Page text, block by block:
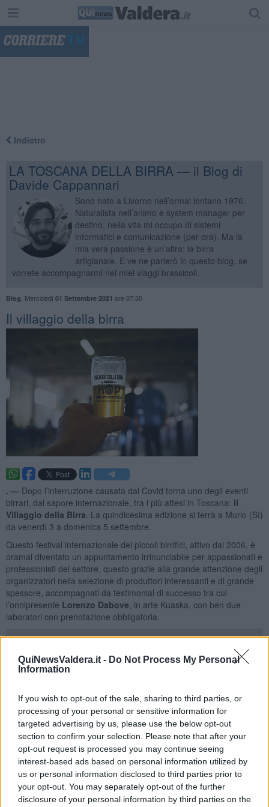
QuiNewsValdera.it - Do Not Process My Personal
Information
If you wish to opt-out of the sale, sharing to third parties, or
processing of your personal or sensitive information for
targeted advertising by us, please use the below opt-out
section to confirm your selection. Please note that after your
opt-out request is processed you may continue seeing
interest-based ads based on personal information utilized by
us or personal information disclosed to third parties prior to
your opt-out. You may separately opt-out of the further
disclosure of your personal information by third parties on the
Indietro
LA TOSCANA DELLA BIRRA — il Blog di
Davide Cappannari
Sono nato a Livorno nell’ormai lontano 1976.
Naturalista nell’animo e system manager per
destino, nella vita mi occupo di sistemi
informatici e comunicazione (per ora). Ma la
mia vera passione è un’altra: la birra
artigianale. E ve ne parlerò in questo blog, se
vorrete accompagnarmi nei miei viaggi brassicoli.
Blog Mercoledì 01 Settembre 2021 ore 07:30
Il villaggio della birra
. — Dopo l’interruzione causata dal Covid torna uno degli eventi
birrari, dal sapore internazionale, tra i più attesi in Toscana: il
Villaggio della Birra . La quindicesima edizione si terrà a Murlo (SI)
da venerdì 3 a domenica 5 settembre.
Questo festival internazionale dei piccoli birrifici, attivo dal 2006, è
oramai diventato un appuntamento irrinunciabile per appassionati e
professionisti del settore, questo grazie alla grande attenzione degli
organizzatori nella selezione di produttori interessanti e di grande
spessore, accompagnati da testimonial di successo tra cui
l’onnipresente Lorenzo Dabove , in arte Kuaska, con ben due
laboratori con prenotazione obbligatoria.
Il Villaggio della Birra, evento sempre più cosmopolita, da qualche
birrifici presenti ci saranno anche il norvegese Lervig di Stavanger,
dalla Spagna La Pirata di Súria Barcellona, i birrifici olandesi
Brouwerij Frontaal di Breda e Brouwerij Kees di Middelburg.
Di tutto rispetto anche i birrifici italiani presenti con Brasseria della
Fonte, Bonavena, Busa dei Briganti, La Diana, Lieviteria e L’Olmaia.
Spettacolare rappresentanza dal Belgio con Hof ten Dormaal
Tildonk, Brouwerij De Ranke di Dottignies e, dalle Fiandre
occidentali, De Dolle Brouwers.
Insomma, per chi ama la birra di grandissima qualità ilVillaggio